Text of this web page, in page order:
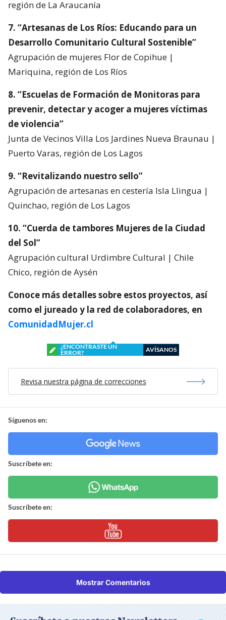
región de La Araucanía
7. “Artesanas de Los Ríos: Educando para un
Desarrollo Comunitario Cultural Sostenible”
Agrupación de mujeres Flor de Copihue |
Mariquina, región de Los Ríos
8. “Escuelas de Formación de Monitoras para
prevenir, detectar y acoger a mujeres víctimas
de violencia”
Junta de Vecinos Villa Los Jardines Nueva Braunau |
Puerto Varas, región de Los Lagos
9. “Revitalizando nuestro sello”
Agrupación de artesanas en cestería Isla Llingua |
Quinchao, región de Los Lagos
10. “Cuerda de tambores Mujeres de la Ciudad
del Sol”
Agrupación cultural Urdimbre Cultural | Chile
Chico, región de Aysén
Conoce más detalles sobre estos proyectos, así
como el jureado y la red de colaboradores, en
ComunidadMujer.cl
¿ENCONTRASTE UN
ERROR?
AVÍSANOS
Revisa nuestra página de correcciones
Síguenos en:
Suscríbete en:
Suscríbete en:
Mostrar Comentarios